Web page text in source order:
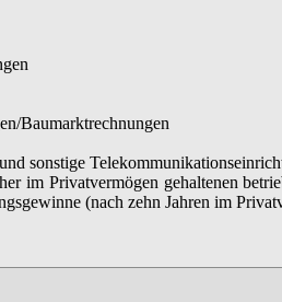
Baumarktrechnungen
sonstige
im Privatvermögen gehaltenen
(nach zehn Jahren im